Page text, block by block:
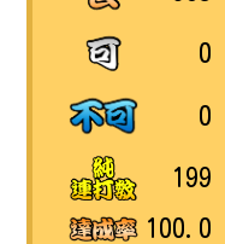
0
0
199
100.0